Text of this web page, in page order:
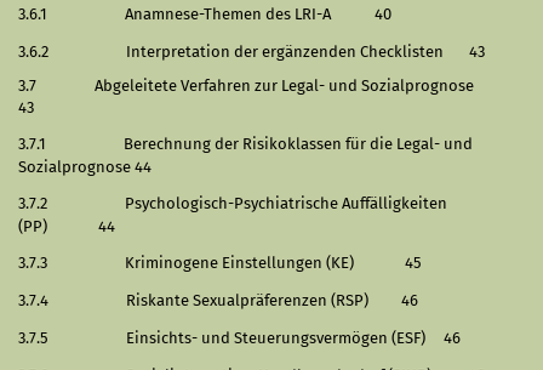
3.6.1
Anamnese-Themen des LRI-A 40
3.6.2 Interpretation der ergänzenden Checklisten
43
3.7
Abgeleitete Verfahren zur Legal- und Sozialprognose
43
3.7.1
Berechnung der Risikoklassen für die Legal- und
Sozialprognose 44
3.7.2
Psychologisch-Psychiatrische Auffälligkeiten
(PP)
44
3.7.3
Kriminogene Einstellungen (KE) 45
3.7.4 Riskante Sexualpräferenzen (RSP) 46
3.7.5 Einsichts- und Steuerungsvermögen (ESF) 46